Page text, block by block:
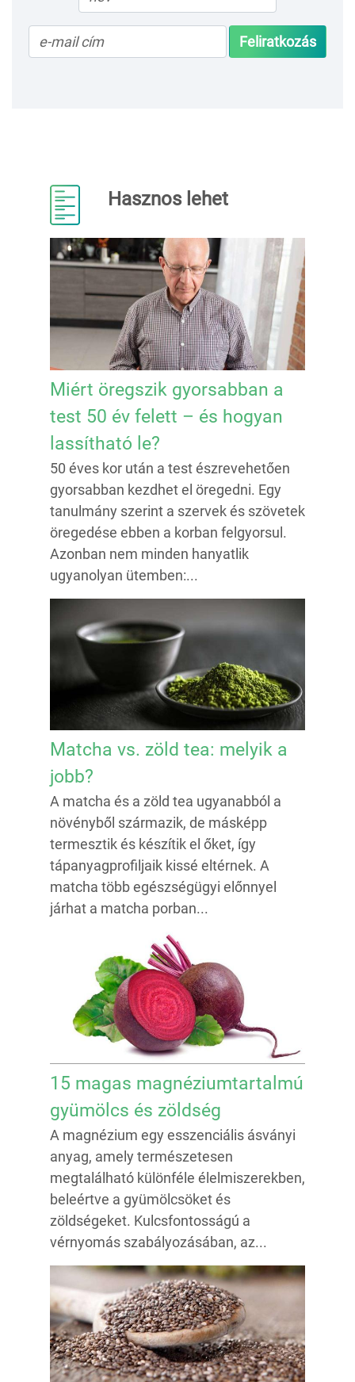
Feliratkozás
Hasznos lehet
Miért öregszik gyorsabban a
test 50 év felett – és hogyan
lassítható le?
50 éves kor után a test észrevehetően
gyorsabban kezdhet el öregedni. Egy
tanulmány szerint a szervek és szövetek
öregedése ebben a korban felgyorsul.
Azonban nem minden hanyatlik
ugyanolyan ütemben:...
Matcha vs. zöld tea: melyik a
jobb?
A matcha és a zöld tea ugyanabból a
növényből származik, de másképp
termesztik és készítik el őket, így
tápanyagprofiljaik kissé eltérnek. A
matcha több egészségügyi előnnyel
járhat a matcha porban...
15 magas magnéziumtartalmú
gyümölcs és zöldség
A magnézium egy esszenciális ásványi
anyag, amely természetesen
megtalálható különféle élelmiszerekben,
beleértve a gyümölcsöket és
zöldségeket. Kulcsfontosságú a
vérnyomás szabályozásában, az...